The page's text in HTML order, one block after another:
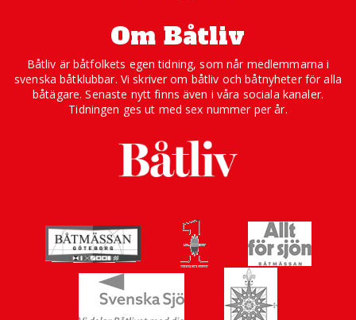
Om Båtliv
Båtliv är båtfolkets egen tidning, som når medlemmarna i
svenska båtklubbar. Vi skriver om båtliv och båtnyheter för alla
båtägare. Senaste nytt finns även i våra sociala kanaler.
Tidningen ges ut med sex nummer per år.